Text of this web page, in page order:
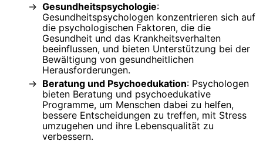
Gesundheitspsychologie:
Gesundheitspsychologen konzentrieren sich auf
die psychologischen Faktoren, die die
Gesundheit und das Krankheitsverhalten
beeinflussen, und bieten Unterstützung bei der
Bewältigung von gesundheitlichen
Herausforderungen.
Beratung und Psychoedukation: Psychologen
bieten Beratung und psychoedukative
Programme, um Menschen dabei zu helfen,
bessere Entscheidungen zu treffen, mit Stress
umzugehen und ihre Lebensqualität zu
verbessern.